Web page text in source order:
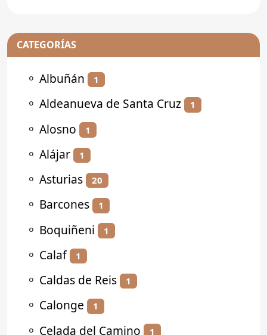
CATEGORÍAS
⚬ Albuñán 1
⚬ Aldeanueva de Santa Cruz 1
⚬ Alosno 1
⚬ Alájar 1
⚬ Asturias 20
⚬ Barcones 1
⚬ Boquiñeni 1
⚬ Calaf 1
⚬ Caldas de Reis 1
⚬ Calonge 1
⚬ Celada del Camino 1